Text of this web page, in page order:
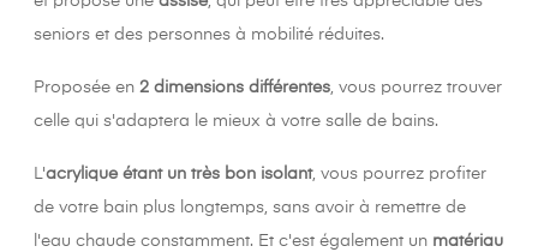
seniors et des personnes à mobilité réduites.
Proposée en 2 dimensions différentes, vous pourrez trouver
celle qui s'adaptera le mieux à votre salle de bains.
L'acrylique étant un très bon isolant, vous pourrez profiter
de votre bain plus longtemps, sans avoir à remettre de
l'eau chaude constamment. Et c'est également un matériau